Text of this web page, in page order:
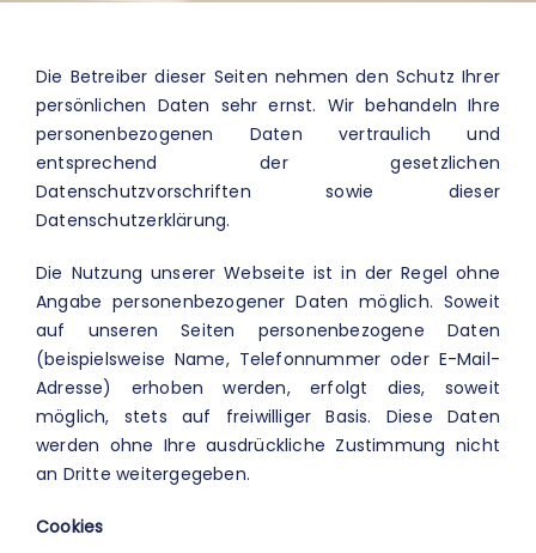
UNTERNEHMENSENERGETIK
BLOG
REZENSIONEN
KONTAKT
Die Betreiber dieser Seiten nehmen den Schutz Ihrer
persönlichen Daten sehr ernst. Wir behandeln Ihre
personenbezogenen Daten vertraulich und
entsprechend der gesetzlichen
Datenschutzvorschriften sowie dieser
Datenschutzerklärung.
Die Nutzung unserer Webseite ist in der Regel ohne
Angabe personenbezogener Daten möglich. Soweit
auf unseren Seiten personenbezogene Daten
(beispielsweise Name, Telefonnummer oder E-Mail-
Adresse) erhoben werden, erfolgt dies, soweit
möglich, stets auf freiwilliger Basis. Diese Daten
werden ohne Ihre ausdrückliche Zustimmung nicht
an Dritte weitergegeben.
Cookies